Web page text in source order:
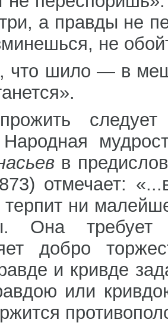
а правды не
не
что шило — в
в
отмечает:
ни
Она требует
добро
и кривде
или